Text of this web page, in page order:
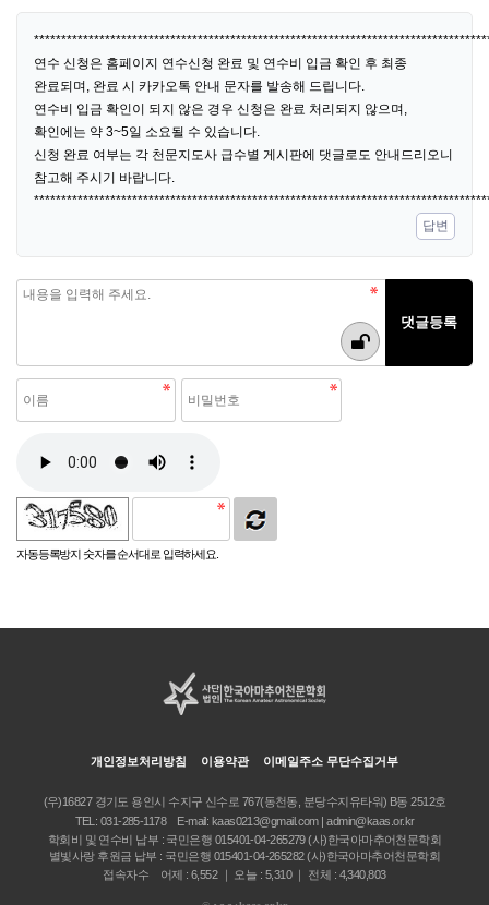
연수 신청은 홈페이지 연수신청 완료 및 연수비 입금 확인 후 최종
완료되며, 완료 시 카카오톡 안내 문자를 발송해 드립니다.
연수비 입금 확인이 되지 않은 경우 신청은 완료 처리되지 않으며,
확인에는 약 3~5일 소요될 수 있습니다.
신청 완료 여부는 각 천문지도사 급수별 게시판에 댓글로도 안내드리오니
참고해 주시기 바랍니다.
답변
자동등록방지 숫자를 순서대로 입력하세요.
개인정보처리방침 이용약관 이메일주소 무단수집거부
(우)16827 경기도 용인시 수지구 신수로 767(동천동, 분당수지유타워) B동 2512호
TEL: 031-285-1178 E-mail: kaas0213@gmail.com | admin@kaas.or.kr
학회비 및 연수비 납부 : 국민은행 015401-04-265279 (사)한국아마추어천문학회
별빛사랑 후원금 납부 : 국민은행 015401-04-265282 (사)한국아마추어천문학회
접속자수 어제 : 6,552 ｜ 오늘 : 5,310 ｜ 전체 : 4,340,803